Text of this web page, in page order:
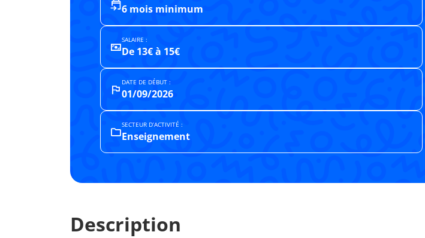
6 mois minimum
SALAIRE :
De 13€ à 15€
DATE DE DÉBUT :
01/09/2026
SECTEUR D’ACTIVITÉ :
Enseignement
Description